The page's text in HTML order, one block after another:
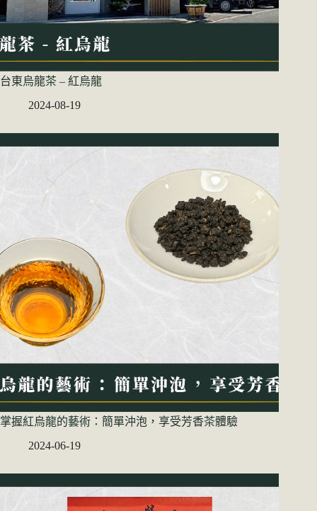
台東烏龍茶 – 紅烏龍
2024-08-19
掌握紅烏龍的藝術：簡單沖泡，享受芳香茶體驗
2024-06-19